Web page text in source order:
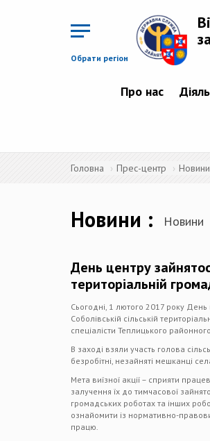
Обрати регіон
Про нас
Головна Прес-центр Новини
Новини Новини
День центру
територіальній
Сьогодні, 1 лютого 2017 року День
Соболівській сільській
спеціалісти Теплицького
В заході взяли участь голова
безробітні, незайняті мешканці
Мета виїзної акції – сприяти
залучення їх до тимчасової
громадських роботах та інших
ознайомити із нормативно-
працю.